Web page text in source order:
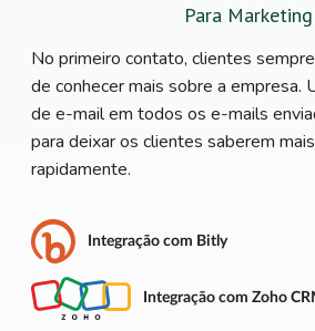
Para Marketing
No primeiro contato, clientes
de conhecer mais sobre a empresa.
de e-mail em todos os e-mails
para deixar os clientes saberem
rapidamente.
Integração com Bitly
Integração com Zoho